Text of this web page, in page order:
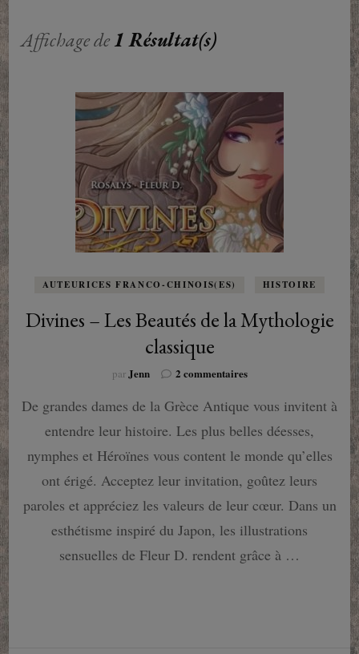
Affichage de1 Résultat(s)
AUTEURICES FRANCO-CHINOIS(ES) HISTOIRE
Divines – Les Beautés de la Mythologie
classique
parJenn 2 commentairessur
–
Beautés
de
Mythologie
classique
De grandes dames de la Grèce Antique vous invitent à
entendre leur histoire. Les plus belles déesses,
nymphes et Héroïnes vous content le monde qu’elles
ont érigé. Acceptez leur invitation, goûtez leurs
paroles et appréciez les valeurs de leur cœur. Dans un
esthétisme inspiré du Japon, les illustrations
sensuelles de Fleur D. rendent grâce à …